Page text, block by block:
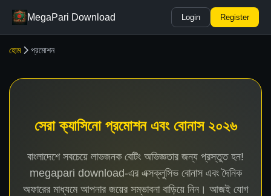
MegaPari Download Login Register
হোম প্রমোশন
সেরা ক্যাসিনো প্রমোশন এবং বোনাস ২০২৬
বাংলাদেশে সবচেয়ে লাভজনক বেটিং অভিজ্ঞতার জন্য প্রস্তুত হন!
megapari download-এর এক্সক্লুসিভ বোনাস এবং দৈনিক
অফারের মাধ্যমে আপনার জয়ের সম্ভাবনা বাড়িয়ে নিন। আজই যোগ